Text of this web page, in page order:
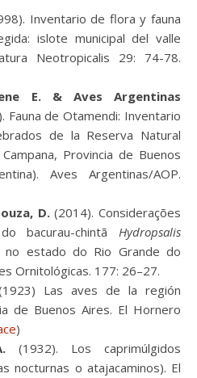
Inventario de flora y fauna
islote municipal del valle
Neotropicalis 29: 74-78.
E. & Aves Argentinas
Fauna de Otamendi: Inventario
de la Reserva Natural
Provincia de Buenos
Aves Argentinas/AOP.
D.(2014). Considerações
bacurau-chintã Hydropsalis
no estado do Rio Grande do
Ornitológicas. 177: 26–27.
Las aves de la región
de Buenos Aires. El Hornero
)
(1932). Los caprimúlgidos
nocturnas o atajacaminos). El